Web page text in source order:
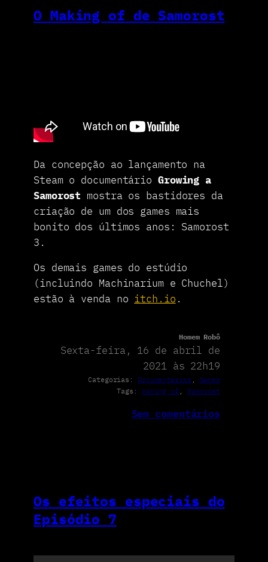
O Making of de Samorost
Da concepção ao lançamento na
Steam o documentário Growing a
Samorost mostra os bastidores da
criação de um dos games mais
bonito dos últimos anos: Samorost
3.
Os demais games do estúdio
(incluindo Machinarium e Chuchel)
estão à venda no itch.io .
Homem Robô
Sexta-feira, 16 de abril de
2021 às 22h19
Categorias: Documentários
Games
Tags: making of, Samorost
Sem comentários
Os efeitos especiais do
Episódio 7